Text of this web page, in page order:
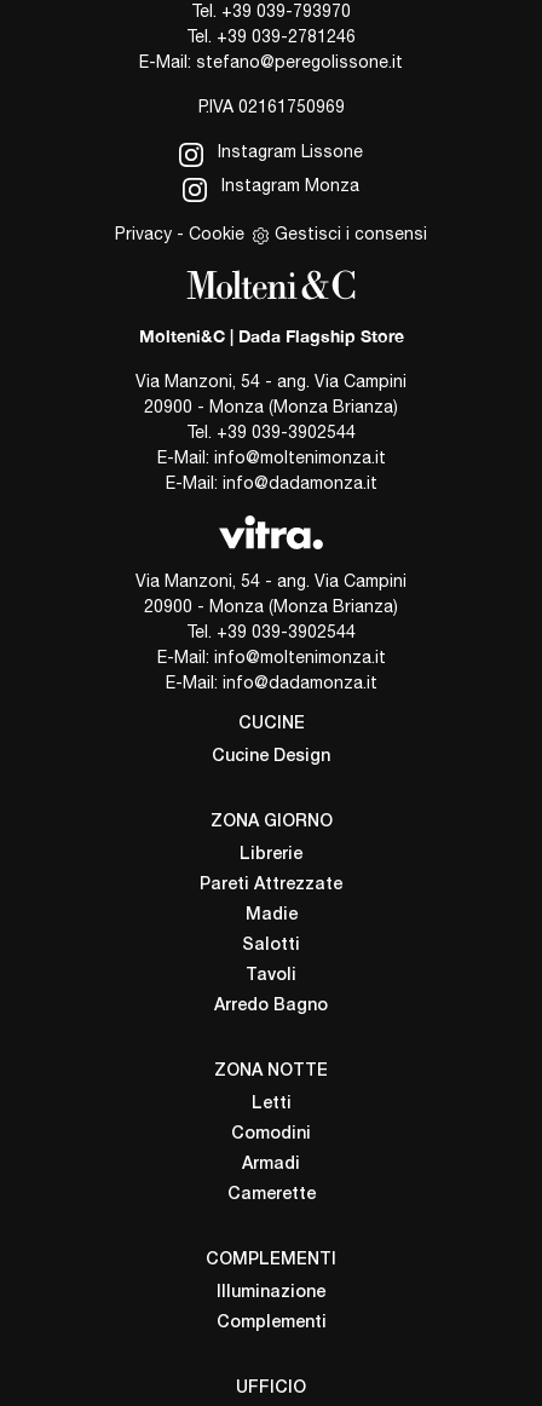
Tel. +39 039-793970
Tel. +39 039-2781246
E-Mail: stefano@peregolissone.it
P.IVA 02161750969
Instagram Lissone
Instagram Monza
Privacy - Cookie Gestisci i consensi
Molteni&C | Dada Flagship Store
Via Manzoni, 54 - ang. Via Campini
20900 - Monza (Monza Brianza)
Tel. +39 039-3902544
E-Mail: info@moltenimonza.it
E-Mail: info@dadamonza.it
Via Manzoni, 54 - ang. Via Campini
20900 - Monza (Monza Brianza)
Tel. +39 039-3902544
E-Mail: info@moltenimonza.it
E-Mail: info@dadamonza.it
CUCINE
Cucine Design
ZONA GIORNO
Librerie
Pareti Attrezzate
Madie
Salotti
Tavoli
Arredo Bagno
ZONA NOTTE
Letti
Comodini
Armadi
Camerette
COMPLEMENTI
Illuminazione
Complementi
UFFICIO